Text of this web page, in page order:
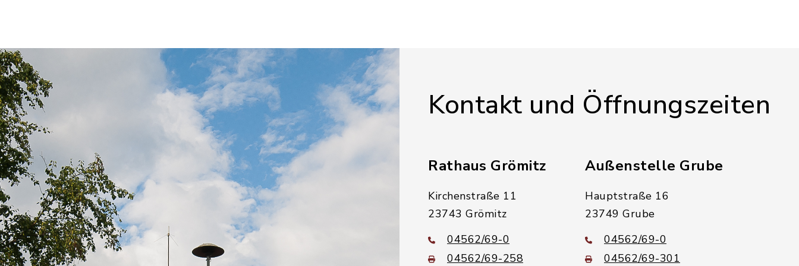
Kontakt und Öffnungszeiten
Rathaus Grömitz
Kirchenstraße 11
23743 Grömitz
04562/69-0
04562/69-258
Außenstelle Grube
Hauptstraße 16
23749 Grube
04562/69-0
04562/69-301